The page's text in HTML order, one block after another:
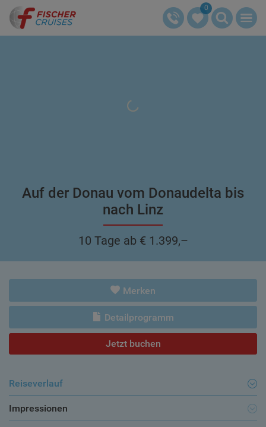
0
Auf der Donau vom Donaudelta bis
nach Linz
10 Tage ab € 1.399,–
Merken
Detailprogramm
Jetzt buchen
Reiseverlauf
Impressionen